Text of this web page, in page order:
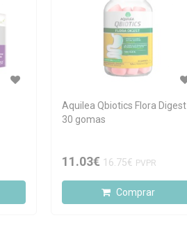
Aquilea Qbiotics Flora Digest
30 gomas
11.03€ 16.75€ PVPR
Comprar